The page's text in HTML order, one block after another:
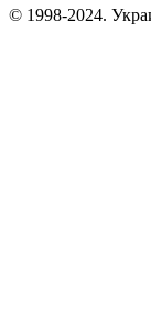
© 1998-2024.